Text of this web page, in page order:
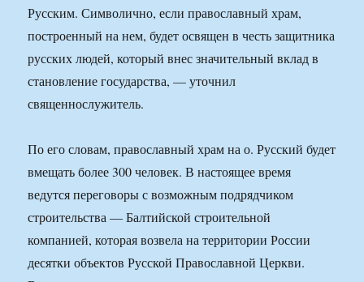
Русским. Символично, если православный храм,
построенный на нем, будет освящен в честь защитника
русских людей, который внес значительный вклад в
становление государства, — уточнил
священнослужитель.
По его словам, православный храм на о. Русский будет
вмещать более 300 человек. В настоящее время
ведутся переговоры с возможным подрядчиком
строительства — Балтийской строительной
компанией, которая возвела на территории России
десятки объектов Русской Православной Церкви.